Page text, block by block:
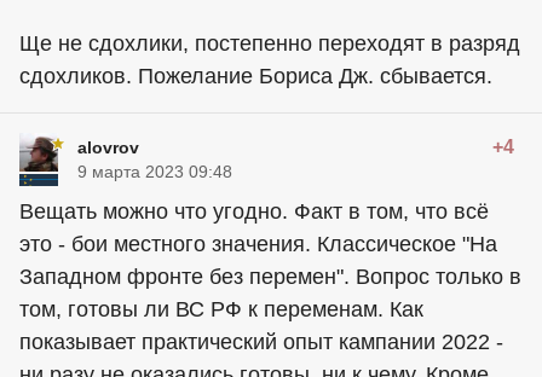
Ще не сдохлики, постепенно переходят в разряд
сдохликов. Пожелание Бориса Дж. сбывается.
alovrov +4
9 марта 2023 09:48
Вещать можно что угодно. Факт в том, что всё
это - бои местного значения. Классическое "На
Западном фронте без перемен". Вопрос только в
том, готовы ли ВС РФ к переменам. Как
показывает практический опыт кампании 2022 -